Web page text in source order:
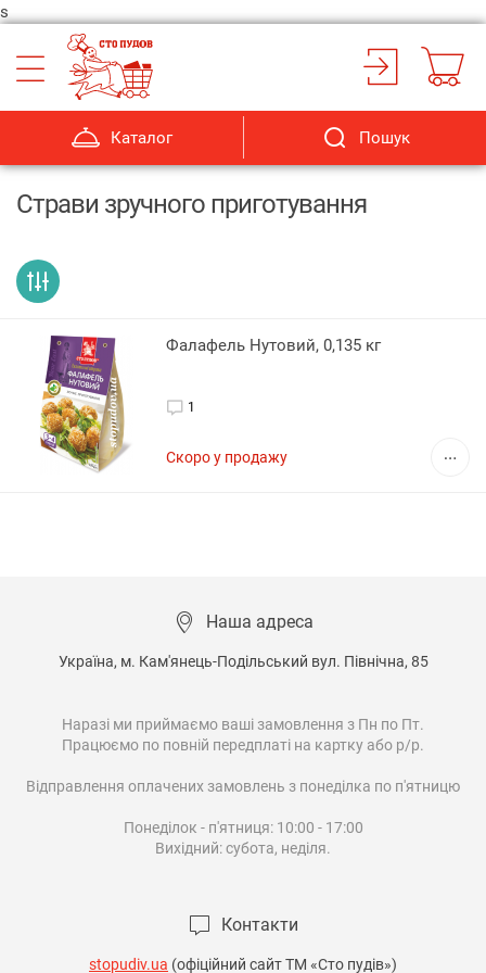
s
Каталог Пошук
Страви зручного приготування
Фалафель Нутовий, 0,135 кг
1
Скоро у продажу
Наша адреса
Україна, м. Кам'янець-Подільський вул. Північна, 85
Наразі ми приймаємо ваші замовлення з Пн по Пт.
Працюємо по повній передплаті на картку або р/р.
Відправлення оплачених замовлень з понеділка по п'ятницю
Понеділок - п'ятниця: 10:00 - 17:00
Вихідний: субота, неділя.
Контакти
stopudiv.ua (офіційний сайт ТМ «Сто пудів»)